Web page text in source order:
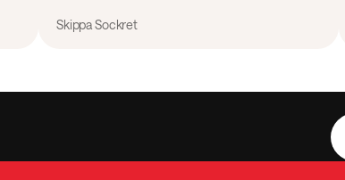
Skippa Sockret